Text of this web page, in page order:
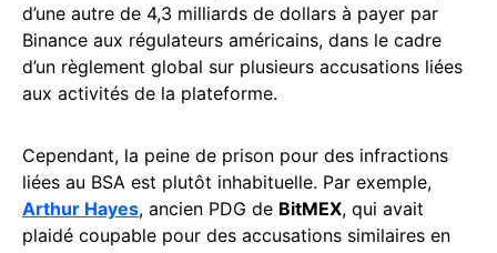
d’une autre de 4,3 milliards de dollars à payer par
Binance aux régulateurs américains, dans le cadre
d’un règlement global sur plusieurs accusations liées
aux activités de la plateforme.
Cependant, la peine de prison pour des infractions
liées au BSA est plutôt inhabituelle. Par exemple,
Arthur Hayes, ancien PDG de BitMEX, qui avait
plaidé coupable pour des accusations similaires en